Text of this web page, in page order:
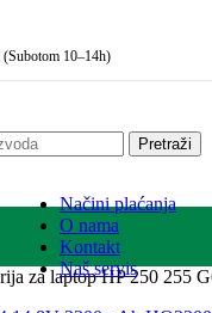
10–14h)
Pretraži
Načini plaćanja
O nama
Kontakt
Naš servis
za laptop HP 250 255